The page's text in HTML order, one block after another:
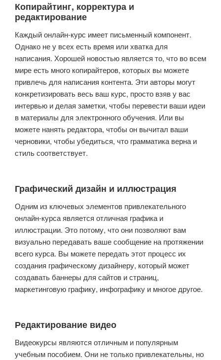
Копирайтинг, корректура и
редактирование
Каждый онлайн-курс имеет письменный компонент.
Однако не у всех есть время или хватка для
написания. Хорошей новостью является то, что во всем
мире есть много копирайтеров, которых вы можете
привлечь для написания контента. Эти авторы могут
конкретизировать весь ваш курс, просто взяв у вас
интервью и делая заметки, чтобы перевести ваши идеи
в материалы для электронного обучения. Или вы
можете нанять редактора, чтобы он вычитал ваши
черновики, чтобы убедиться, что грамматика верна и
стиль соответствует.
Графический дизайн и иллюстрация
Одним из ключевых элементов привлекательного
онлайн-курса является отличная графика и
иллюстрации. Это потому, что они позволяют вам
визуально передавать ваше сообщение на протяжении
всего курса. Вы можете передать этот процесс их
создания графическому дизайнеру, который может
создавать баннеры для сайтов и страниц,
маркетинговую графику, инфографику и многое другое.
Редактирование видео
Видеокурсы являются отличным и популярным
учебным пособием. Они не только привлекательны, но